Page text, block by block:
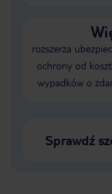
rozszerza
ochrony od
wypadków o
Sprawdź